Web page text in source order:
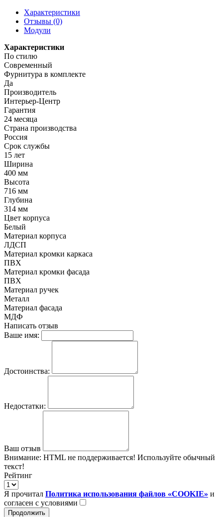
Характеристики
Отзывы (0)
Модули
Характеристики
По стилю
Современный
Фурнитура в комплекте
Да
Производитель
Интерьер-Центр
Гарантия
24 месяца
Страна производства
Россия
Срок службы
15 лет
Ширина
400 мм
Высота
716 мм
Глубина
314 мм
Цвет корпуса
Белый
Материал корпуса
ЛДСП
Материал кромки каркаса
ПВХ
Материал кромки фасада
ПВХ
Материал ручек
Металл
Материал фасада
МДФ
Написать отзыв
Ваше имя:
Достоинства:
Недостатки:
Ваш отзыв
Внимание: HTML не поддерживается! Используйте обычный
текст!
Рейтинг
Я прочитал Политика использования файлов «COOKIE» и
согласен с условиями
Продолжить